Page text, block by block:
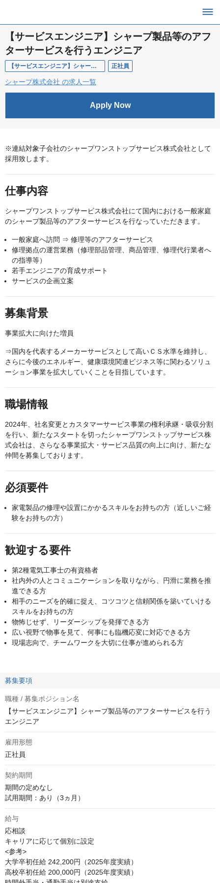
【サービスエンジニア】シャープ製品等のアフ
ターサービスを行うエンジニア
【サービスエンジニア】シャープ製品等のアフターサービスを行うエンジニア 正社員
シャープ株式会社 の求人一覧
Apply Now
※連結対象子会社のシャープワンストップサービス株式会社として
採用致します。
仕事内容
シャープワンストップサービス株式会社にて国内における一般家庭
のシャープ製品等のアフターサービスを行なっていただきます。
一般家庭へ訪問 ⇒ 修理等のアフターサービス
修理拠点の運営業務（修理部品管理、商品管理、修理代行業者へ
の指導等）
若手エンジニアの育成サポート
サービスの企画立案
募集背景
事業拡大に向けた増員
⇒国内を代表するメーカーサービスとして高いＣＳ水準を維持し、
さらに今後のエネルギー、健康環境関連ビジネス等に関わるソリュ
ーション事業を拡大していくことを目指しています。
職場情報
2024年、社名変更とカスタマーサービス事業の権利承継・吸収分割
を行い、新たなスタートを切ったシャープワンストップサービス株
式会社は、さらなる事業拡大・サービス品質の向上に向け、新たな
仲間を募集しております。
必須要件
家電製品の修理や設置にかかるスキルをお持ちの方（近しいご経
験をお持ちの方）
歓迎する要件
第2種電気工事士の有資格者
社内外の人とコミュニケーションを取りながら、円滑に業務を推
進できる方
相手のニーズを的確に捉え、コツコツと信頼関係を築いていける
スキルをお持ちの方
物怖じせず、リーダーシップを発揮できる方
広い視野で物事を見て、何事にも臨機応変に対応できる方
現場志向で、チームワークを大切に仕事が進められる方
募集要項
職種 / 募集ポジション名
【サービスエンジニア】シャープ製品等のアフターサービスを行う
エンジニア
雇用形態
正社員
契約期間
期間の定めなし
試用期間：あり（3ヵ月）
給与
応相談
キャリアに応じて個別に設定
<参考>
大学卒初任給 242,200円（2025年度実績）
高校卒初任給 200,000円（2025年度実績）